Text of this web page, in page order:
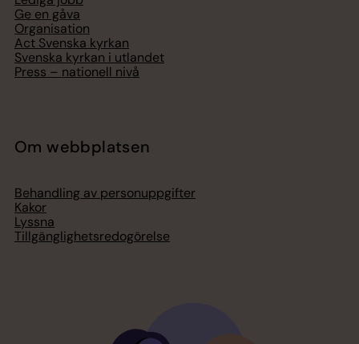
Ge en gåva
Organisation
Act Svenska kyrkan
Svenska kyrkan i utlandet
Press – nationell nivå
Om webbplatsen
Behandling av personuppgifter
Kakor
Lyssna
Tillgänglighetsredogörelse